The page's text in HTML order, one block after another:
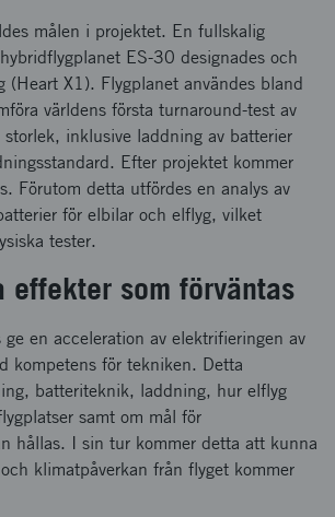
målen i projektet. En fullskalig
ES-30 designades och
(Heart X1). Flygplanet användes bland
världens första turnaround-test av
inklusive laddning av batterier
Efter projektet kommer
Förutom detta utfördes en analys av
för elbilar och elflyg, vilket
tester.
effekter som förväntas
ge en acceleration av elektrifieringen av
kompetens för tekniken. Detta
batteriteknik, laddning, hur elflyg
samt om mål för
hållas. I sin tur kommer detta att kunna
klimatpåverkan från flyget kommer